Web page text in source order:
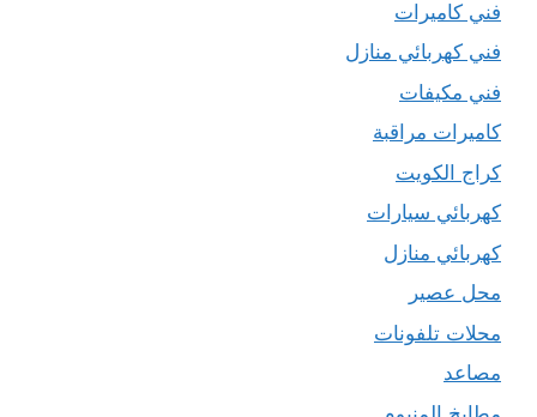
فني كاميرات
فني كهربائي منازل
فني مكيفات
كاميرات مراقبة
كراج الكويت
كهربائي سيارات
كهربائي منازل
محل عصير
محلات تلفونات
مصاعد